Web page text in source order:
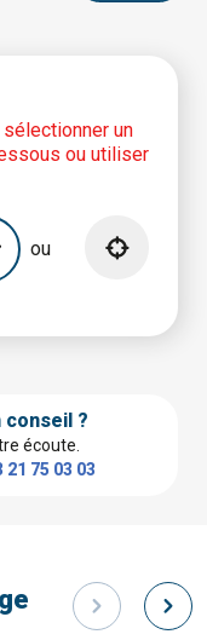
un
ou utiliser
ou
conseil ?
écoute.
21 75 03 03